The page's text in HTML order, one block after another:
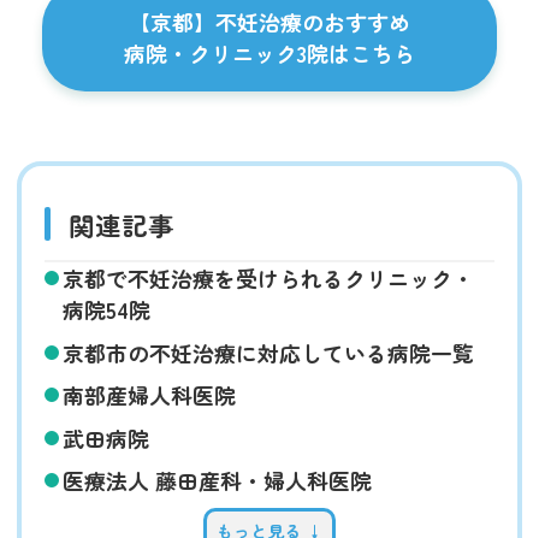
【京都】不妊治療のおすすめ
病院・クリニック3院はこちら
関連記事
京都で不妊治療を受けられるクリニック・
病院54院
京都市の不妊治療に対応している病院一覧
南部産婦人科医院
武田病院
医療法人 藤田産科・婦人科医院
もっと見る ↓